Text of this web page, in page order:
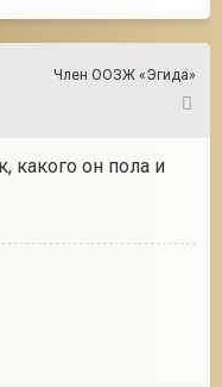
Член ООЗЖ «Эгида»
какого он пола и